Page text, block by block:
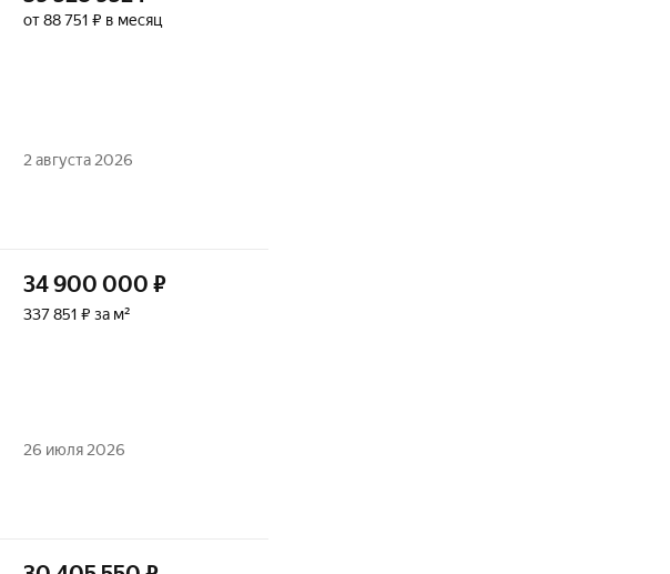
от 88 751 ₽ в месяц
2 августа 2026
34 900 000 ₽
337 851 ₽ за м²
26 июля 2026